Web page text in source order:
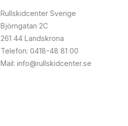
Rullskidcenter Sverige
Björngatan 2C
261 44 Landskrona
Telefon: 0418-48 81 00
Mail: info@rullskidcenter.se